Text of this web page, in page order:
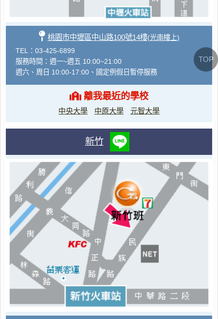
桃園市中壢區中山路100號14樓(光南樓上)
TEL：03-425-6899
服務時間：週一~週五 10:00~21:00
週六、周日 10:00-17:00、國定例假日暫停服務
離我最近的學校
中央大學 中原大學 元智大學
新竹
TOP